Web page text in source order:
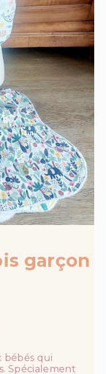
garçon
bébés qui
Spécialement